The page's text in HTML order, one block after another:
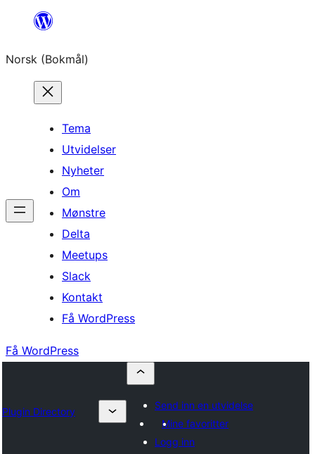
Hopp
innhold
Norsk (Bokmål)
Tema
Utvidelser
Nyheter
Om
Mønstre
Delta
Meetups
Slack
Kontakt
Få WordPress
Få WordPress
Plugin Directory
Send inn en utvidelse
Mine favoritter
Logg inn